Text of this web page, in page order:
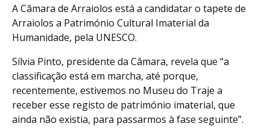
A Câmara de Arraiolos está a candidatar o tapete de
Arraiolos a Património Cultural Imaterial da
Humanidade, pela UNESCO.
Sílvia Pinto, presidente da Câmara, revela que “a
classificação está em marcha, até porque,
recentemente, estivemos no Museu do Traje a
receber esse registo de património imaterial, que
ainda não existia, para passarmos à fase seguinte”.